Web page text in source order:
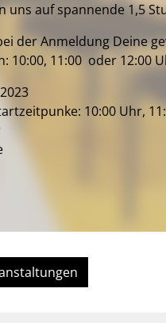
uns auf spannende 1,5
der Anmeldung Deine
10:00, 11:00 oder 12:00
10:00 Uhr,